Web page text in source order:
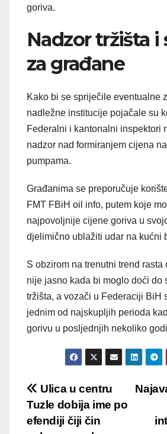
goriva.
Nadzor tržišta i
za građane
Kako bi se spriječile eventualne
nadležne institucije pojačale su
Federalni i kantonalni inspektori
nadzor nad formiranjem cijena
pumpama.
Građanima se preporučuje
FMT FBiH oil info, putem koje
najpovoljnije cijene goriva u
djelimično ublažiti udar na kućni
S obzirom na trenutni trend
nije jasno kada bi moglo doći do
tržišta, a vozači u Federaciji BiH
jednim od najskupljih perioda
gorivu u posljednjih nekoliko
Post
navigation
Ulica u centru
Tuzle dobija ime po
efendiji čiji čin